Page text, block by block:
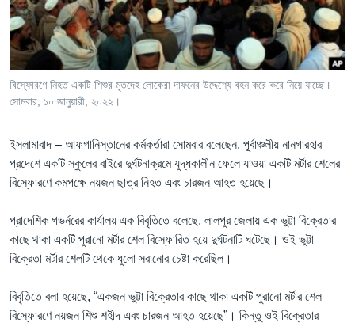
Learning English
FOLLOW US
অন্য ভাষায় ওয়েব সাইট
বিস্ফোরণে নিহত একটি শিশুর মৃতদেহ লোকেরা দাফনের উদ্দেশ্যে বহন করে করে নিয়ে যাচ্ছে।
সোমবার, ১০ জানুয়ারী, ২০২২।
ইসলামাবাদ – আফগানিস্তানের কর্মকর্তারা সোমবার বলেছেন, পূর্বাঞ্চলীয় নানগারহার
প্রদেশে একটি স্কুলের বাইরে দুর্ঘটনাক্রমে যুদ্ধকালীন ফেলে যাওয়া একটি মর্টার শেলের
বিস্ফোরণে কমপক্ষে নয়জন ছাত্র নিহত এবং চারজন আহত হয়েছে।
প্রাদেশিক গভর্নরের কার্যালয় এক বিবৃতিতে বলেছে, লালপুর জেলায় এক ভুট্টা বিক্রেতার
কাছে থাকা একটি পুরানো মর্টার শেল বিস্ফোরিত হয়ে দুর্ঘটনাটি ঘটেছে। ওই ভুট্টা
বিক্রেতা মর্টার শেলটি থেকে ধুলো সরানোর চেষ্টা করেছিল।
বিবৃতিতে বলা হয়েছে, “একজন ভুট্টা বিক্রেতার কাছে থাকা একটি পুরানো মর্টার শেল
বিস্ফোরণে নয়জন শিশু শহীদ এবং চারজন আহত হয়েছে”। কিন্তু ওই বিক্রেতার